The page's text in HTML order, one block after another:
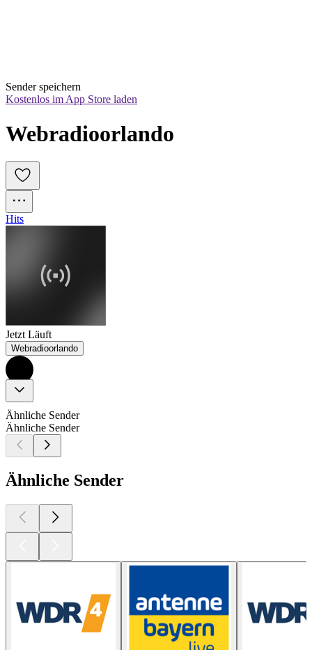
Sender speichern
Kostenlos im App Store laden
Webradioorlando
Hits
Jetzt Läuft
Webradioorlando
Ähnliche Sender
Ähnliche Sender
Ähnliche Sender